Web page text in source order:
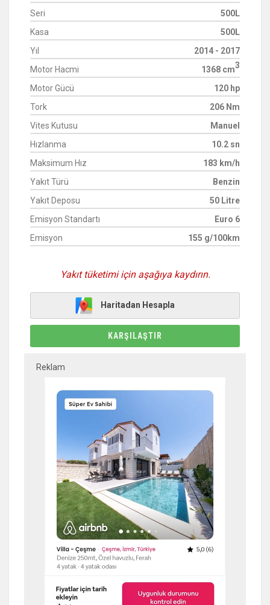
500L
Seri
500L
Kasa
2014 - 2017
Yıl
1368 cm3
Motor Hacmi
120 hp
Motor Gücü
206 Nm
Tork
Manuel
Vites Kutusu
10.2 sn
Hızlanma
183 km/h
Maksimum Hız
Benzin
Yakıt Türü
50 Litre
Yakıt Deposu
Euro 6
Emisyon Standartı
155 g/100km
Emisyon
Yakıt tüketimi için aşağıya kaydırın.
Haritadan Hesapla
KARŞILAŞTIR
Reklam